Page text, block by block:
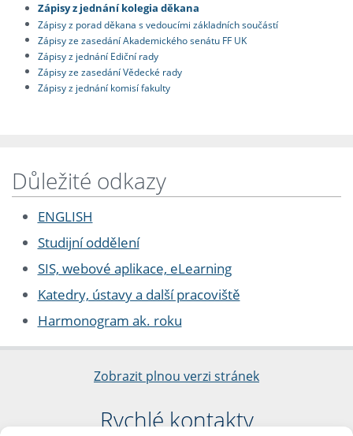
Zápisy z jednání kolegia děkana
Zápisy z porad děkana s vedoucími základních součástí
Zápisy ze zasedání Akademického senátu FF UK
Zápisy z jednání Ediční rady
Zápisy ze zasedání Vědecké rady
Zápisy z jednání komisí fakulty
Důležité odkazy
ENGLISH
Studijní oddělení
SIS, webové aplikace, eLearning
Katedry, ústavy a další pracoviště
Harmonogram ak. roku
Zobrazit plnou verzi stránek
Rychlé kontakty